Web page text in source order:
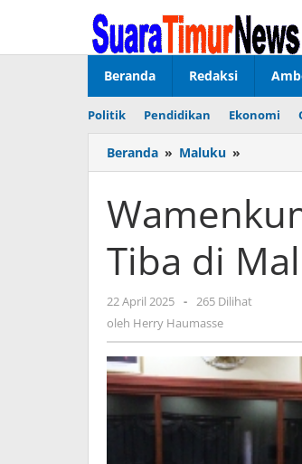
Beranda Redaksi
Politik Pendidikan Ekonomi
Beranda » Maluku »
Saat
Tiba
di
Strategis
Tiba di
22 April 2025 oleh
Herry
- 265 Dilihat
oleh Herry Haumasse